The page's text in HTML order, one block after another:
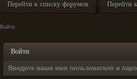
Перейти к списку форумов Перейти
Войти
Войти
Введите ваши имя пользователя и